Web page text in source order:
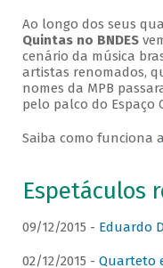
Ao longo dos seus
Quintas no BNDES
cenário da música
artistas renomados,
nomes da MPB
pelo palco do Espaço
Saiba como funciona a
Espetáculos
09/12/2015 - Eduardo
02/12/2015 - Quarteto